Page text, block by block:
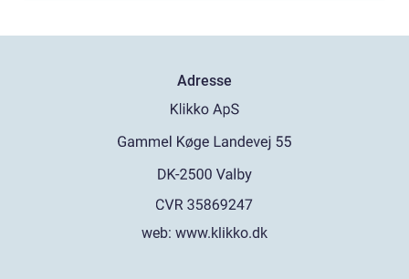
Adresse
web: www.klikko.dk